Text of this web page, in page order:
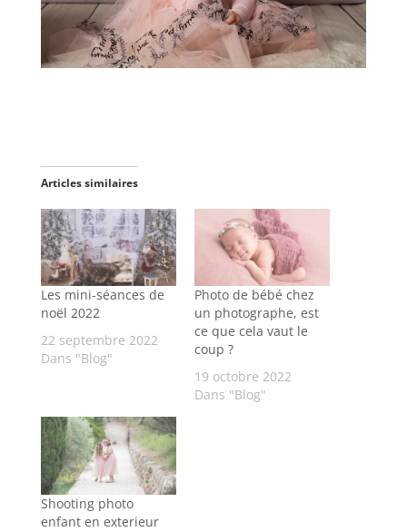
Articles similaires
Les mini-séances de
noël 2022
22 septembre 2022
Dans "Blog"
Photo de bébé chez
un photographe, est
ce que cela vaut le
coup ?
19 octobre 2022
Dans "Blog"
Shooting photo
enfant en exterieur